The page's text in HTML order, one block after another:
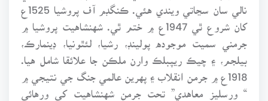
کان شروع ٿي 1947ع ۾ ختم ٿي. شهنشاهيت پروشيا ۾
جرمني سميت موجوده پولينڊ، رشيا، لئٿونيا، ڊينمارڪ،
بيلجم، ۽ چيڪ ريپبلڪ وارن ملڪن جا علائقا شامل هيا.
1918ع ۾ جرمن انقلاب ۽ پهرين عالمي جنگ جي نتيجي ۾
“ ورسليز معاهدي” تحت جرمن شهنشاهيت کي ورهائي